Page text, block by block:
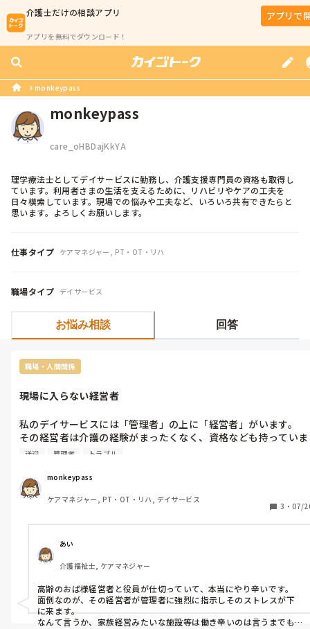
介護士だけの相談アプリ
アプリを無料でダウンロード！
アプリで
monkeypass
monkeypass
care_oHBDajKkYA
理学療法士としてデイサービスに勤務し、介護支援専門員の資格も取得し
ています。利用者さまの生活を支えるために、リハビリやケアの工夫を
日々模索しています。現場での悩みや工夫など、いろいろ共有できたらと
思います。よろしくお願いします。
仕事タイプ ケアマネジャー, PT・OT・リハ
職場タイプ デイサービス
お悩み相談 回答
職場・人間関係
現場に入らない経営者
私のデイサービスには「管理者」の上に「経営者」がいます。
その経営者は介護の経験がまったくなく、資格なども持っていま
せん。
普段は現場に関わることはほとんどないのですが、たまに気まぐ
れで現場に顔を出し、いろいろと指示をしてきます。
しかし、その内容は的外れなことが多く、現場の職員たちは適度
ただ、職員が少ないときなどは、その経営者が送迎業務に出るこ
ともあります。
その際、現場職員に対して大きな声で威圧的に、
「○○さんを早く連れてきて！」
「なんで準備ができてないの？何してたの？」
と叱責することがあります。
送迎 管理者 トラブル
monkeypass
ケアマネジャー, PT・OT・リハ, デイサービス
3 ・ 07/
あい
介護福祉士, ケアマネジャー
高齢のおば様経営者と役員が仕切っていて、本当にやり辛いです。
面倒なのが、その経営者が管理者に強烈に指示しそのストレスが下
に来ます。
なんて言うか、家族経営みたいな施設等は働き辛いのは言うまでも